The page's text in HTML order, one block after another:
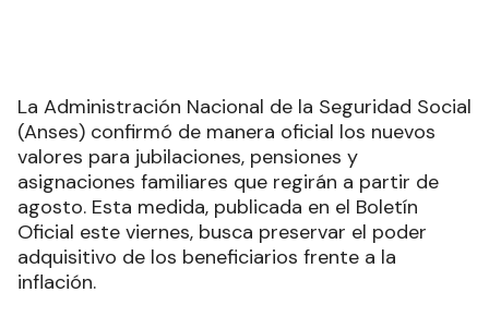
La Administración Nacional de la Seguridad Social
(Anses) confirmó de manera oficial los nuevos
valores para jubilaciones, pensiones y
asignaciones familiares que regirán a partir de
agosto. Esta medida, publicada en el Boletín
Oficial este viernes, busca preservar el poder
adquisitivo de los beneficiarios frente a la
inflación.